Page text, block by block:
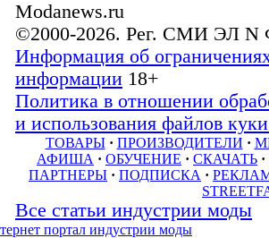
Modanews.ru
©2000-2026. Рег. СМИ ЭЛ N
Информация об
информации 18+
Политика в отношении
и использования файлов
ТОВАРЫ · ПРОИЗВОДИТЕЛИ ·
АФИША · ОБУЧЕНИЕ · СКАЧАТЬ ·
ПАРТНЕРЫ · ПОДПИСКА ·
Все статьи индустрии моды